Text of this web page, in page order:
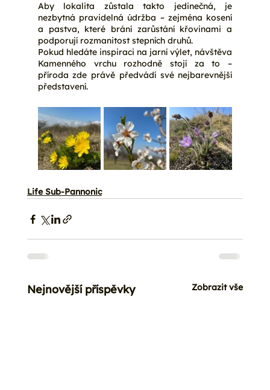
Aby lokalita zůstala takto jedinečná, je
nezbytná pravidelná údržba – zejména kosení
a pastva, které brání zarůstání křovinami a
podporují rozmanitost stepních druhů.
Pokud hledáte inspiraci na jarní výlet, návštěva
Kamenného vrchu rozhodně stojí za to –
příroda zde právě předvádí své nejbarevnější
představení.
Life Sub-Pannonic
Nejnovější příspěvky Zobrazit vše